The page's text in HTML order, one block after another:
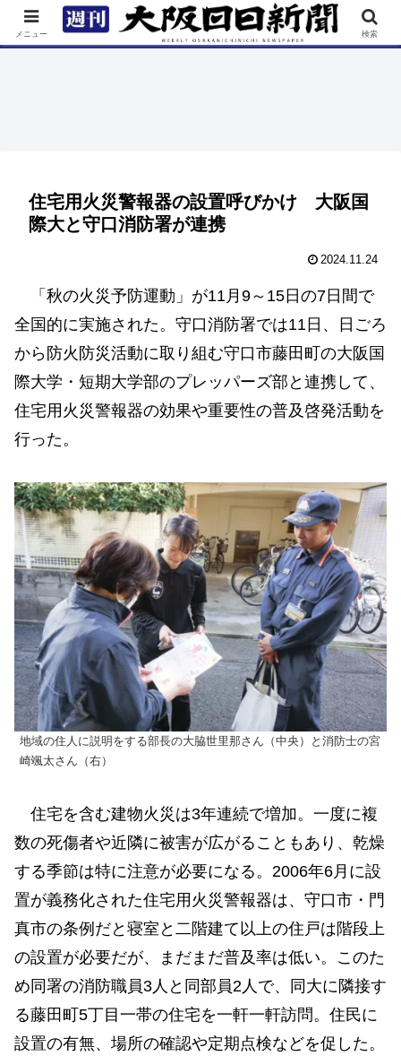
TOP 特集 ニュース 連載 街ネタ イベント
住宅用火災警報器の設置呼びかけ 大阪国
際大と守口消防署が連携
2024.11.24
「秋の火災予防運動」が11月9～15日の7日間で
全国的に実施された。守口消防署では11日、日ごろ
から防火防災活動に取り組む守口市藤田町の大阪国
際大学・短期大学部のプレッパーズ部と連携して、
住宅用火災警報器の効果や重要性の普及啓発活動を
行った。
地域の住人に説明をする部長の大脇世里那さん（中央）と消防士の宮
崎颯太さん（右）
住宅を含む建物火災は3年連続で増加。一度に複
数の死傷者や近隣に被害が広がることもあり、乾燥
する季節は特に注意が必要になる。2006年6月に設
置が義務化された住宅用火災警報器は、守口市・門
真市の条例だと寝室と二階建て以上の住戸は階段上
の設置が必要だが、まだまだ普及率は低い。このた
め同署の消防職員3人と同部員2人で、同大に隣接す
る藤田町5丁目一帯の住宅を一軒一軒訪問。住民に
設置の有無、場所の確認や定期点検などを促した。
メニュー 検索